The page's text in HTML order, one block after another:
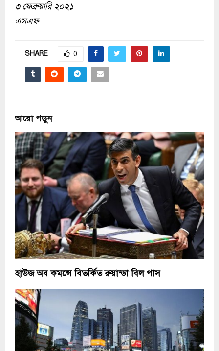
৩ ফেব্রুয়ারি ২০২১
এসএফ
SHARE 0
আরো পড়ুন
হাউজ অব কমন্সে বিতর্কিত রুয়ান্ডা বিল পাস